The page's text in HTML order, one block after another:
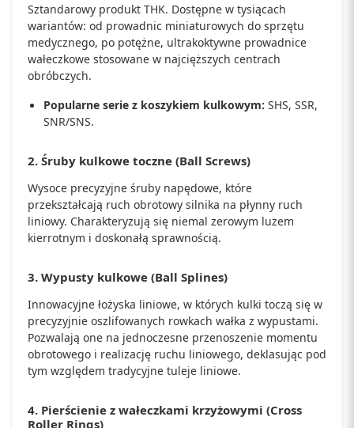
Sztandarowy produkt THK. Dostępne w tysiącach
wariantów: od prowadnic miniaturowych do sprzętu
medycznego, po potężne, ultrakoktywne prowadnice
wałeczkowe stosowane w najcięższych centrach
obróbczych.
Popularne serie z koszykiem kulkowym: SHS, SSR,
SNR/SNS.
2. Śruby kulkowe toczne (Ball Screws)
Wysoce precyzyjne śruby napędowe, które
przekształcają ruch obrotowy silnika na płynny ruch
liniowy. Charakteryzują się niemal zerowym luzem
kierrotnym i doskonałą sprawnością.
3. Wypusty kulkowe (Ball Splines)
Innowacyjne łożyska liniowe, w których kulki toczą się w
precyzyjnie oszlifowanych rowkach wałka z wypustami.
Pozwalają one na jednoczesne przenoszenie momentu
obrotowego i realizację ruchu liniowego, deklasując pod
tym względem tradycyjne tuleje liniowe.
4. Pierścienie z wałeczkami krzyżowymi (Cross
Roller Rings)